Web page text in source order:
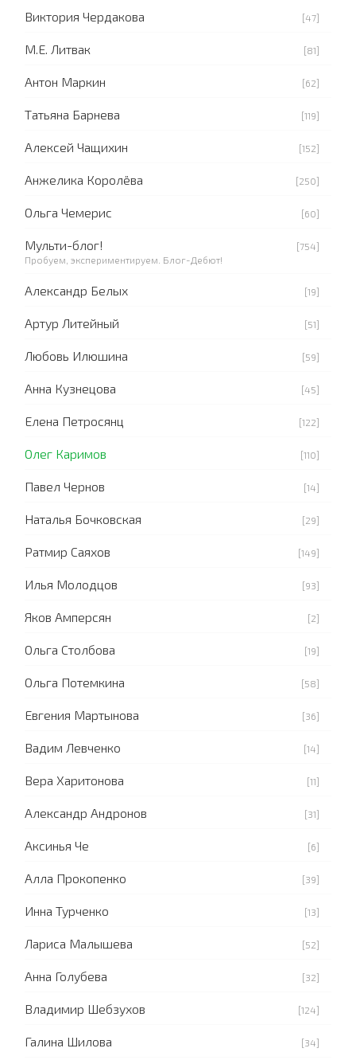
Виктория Чердакова [47]
М.Е. Литвак [81]
Антон Маркин [62]
Татьяна Барнева [119]
Алексей Чащихин [152]
Анжелика Королёва [250]
Ольга Чемерис [60]
Мульти-блог!
[754]
Пробуем, экспериментируем. Блог-Дебют!
Александр Белых [19]
Артур Литейный [51]
Любовь Илюшина [59]
Анна Кузнецова [45]
Елена Петросянц [122]
Олег Каримов [110]
Павел Чернов [14]
Наталья Бочковская [29]
Ратмир Саяхов [149]
Илья Молодцов [93]
Яков Амперсян [2]
Ольга Столбова [19]
Ольга Потемкина [58]
Евгения Мартынова [36]
Вадим Левченко [14]
Вера Харитонова [11]
Александр Андронов [31]
Аксинья Че [6]
Алла Прокопенко [39]
Инна Турченко [13]
Лариса Малышева [52]
Анна Голубева [32]
Владимир Шебзухов [124]
Галина Шилова [34]